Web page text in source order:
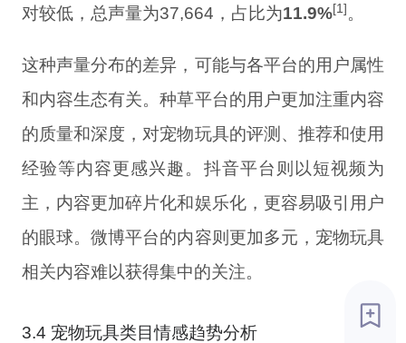
对较低，总声量为37,664，占比为11.9%[1]。
这种声量分布的差异，可能与各平台的用户属性
和内容生态有关。种草平台的用户更加注重内容
的质量和深度，对宠物玩具的评测、推荐和使用
经验等内容更感兴趣。抖音平台则以短视频为
主，内容更加碎片化和娱乐化，更容易吸引用户
的眼球。微博平台的内容则更加多元，宠物玩具
相关内容难以获得集中的关注。
3.4 宠物玩具类目情感趋势分析